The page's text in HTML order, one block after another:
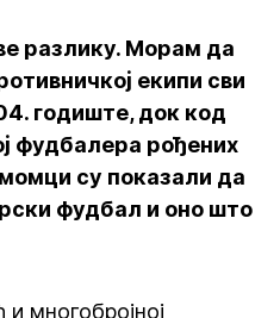
разлику. Морам да
екипи сви
годиште, док код
фудбалера рођених
су показали да
фудбал и оно што
многобројној